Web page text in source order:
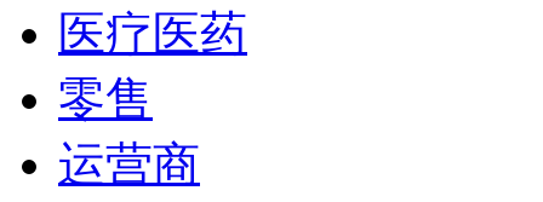
医疗医药
零售
运营商